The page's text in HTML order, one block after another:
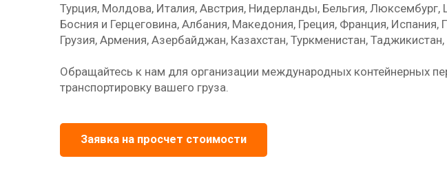
Турция, Молдова, Италия, Австрия, Нидерланды, Бельгия,
Босния и Герцеговина, Албания, Македония, Греция, Франция,
Грузия, Армения, Азербайджан, Казахстан, Туркменистан, Таджикистан,
Обращайтесь к нам для организации международных контейнерных
транспортировку вашего груза.
Заявка на просчет стоимости